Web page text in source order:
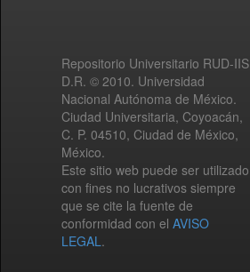
Repositorio Universitario RUD-IIS
D.R. © 2010. Universidad
Nacional Autónoma de México.
Ciudad Universitaria, Coyoacán,
C. P. 04510, Ciudad de México,
México.
Este sitio web puede ser utilizado
con fines no lucrativos siempre
que se cite la fuente de
conformidad con el AVISO
LEGAL.